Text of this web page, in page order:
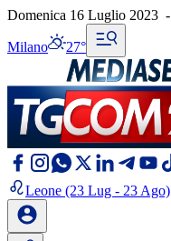
Domenica 16 Luglio 2023 -
Milano 27°
Leone (23 Lug - 23 Ago)